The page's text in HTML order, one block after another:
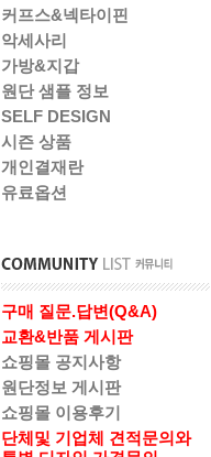
커프스&넥타이핀
악세사리
가방&지갑
원단 샘플 정보
SELF DESIGN
시즌 상품
개인결재란
유료옵션
구매 질문.답변(Q&A)
교환&반품 게시판
쇼핑몰 공지사항
원단정보 게시판
쇼핑몰 이용후기
단체및 기업체 견적문의와